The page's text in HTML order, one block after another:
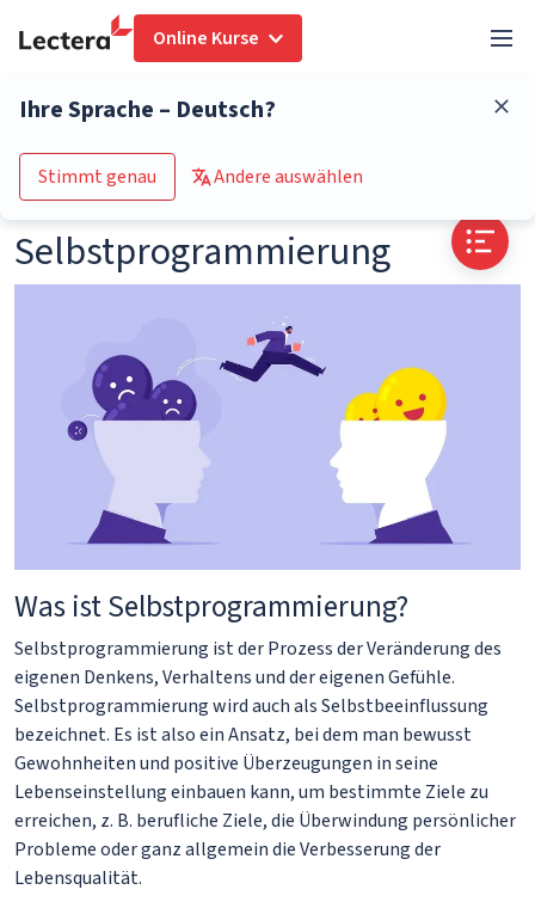
Online Kurse
Ihre Sprache – Deutsch?
Stimmt genau Andere auswählen
Zum Kurs-Katalog
Selbstprogrammierung
Was ist Selbstprogrammierung?
Selbstprogrammierung ist der Prozess der Veränderung des
eigenen Denkens, Verhaltens und der eigenen Gefühle.
Selbstprogrammierung wird auch als Selbstbeeinflussung
bezeichnet. Es ist also ein Ansatz, bei dem man bewusst
Gewohnheiten und positive Überzeugungen in seine
Lebenseinstellung einbauen kann, um bestimmte Ziele zu
erreichen, z. B. berufliche Ziele, die Überwindung persönlicher
Probleme oder ganz allgemein die Verbesserung der
Lebensqualität.